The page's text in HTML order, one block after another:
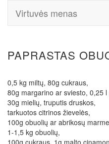
Virtuvės menas
PAPRASTAS
0,5 kg miltų, 80g cukraus,
80g margarino ar sviesto, 0,25 l
30g mielių, truputis druskos,
tarkuotos citrinos žievelės,
100g obuolių ar abrikosų
1-1,5 kg obuolių,
100g cukraus, 1g malto